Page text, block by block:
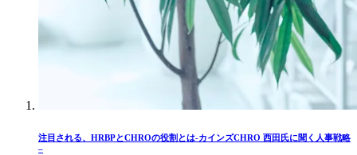
注目される、HRBPとCHROの役割とは-カインズCHRO 西田氏に聞く人事戦略
–